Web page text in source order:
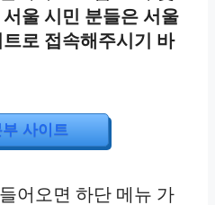
서울 시민 분들은 서울
로 접속해주시기 바
사이트
어오면 하단 메뉴 가